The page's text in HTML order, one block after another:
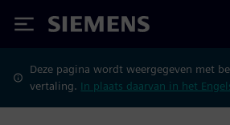
Siemens
Deze pagina wordt weergegeven met
vertaling. In plaats daarvan in het